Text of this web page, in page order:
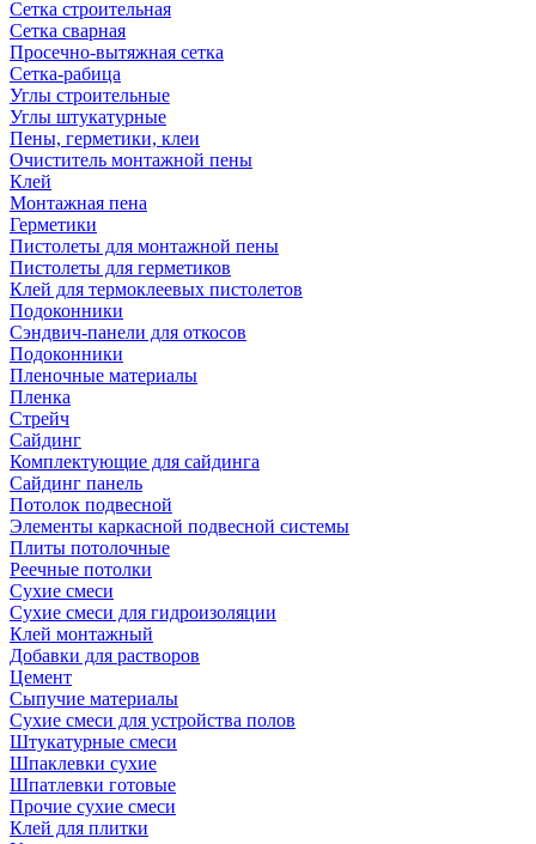
Сетка строительная
Сетка сварная
Просечно-вытяжная сетка
Сетка-рабица
Углы строительные
Углы штукатурные
Пены, герметики, клеи
Очиститель монтажной пены
Клей
Монтажная пена
Герметики
Пистолеты для монтажной пены
Пистолеты для герметиков
Клей для термоклеевых пистолетов
Подоконники
Сэндвич-панели для откосов
Подоконники
Пленочные материалы
Пленка
Стрейч
Сайдинг
Комплектующие для сайдинга
Сайдинг панель
Потолок подвесной
Элементы каркасной подвесной системы
Плиты потолочные
Реечные потолки
Сухие смеси
Сухие смеси для гидроизоляции
Клей монтажный
Добавки для растворов
Цемент
Сыпучие материалы
Сухие смеси для устройства полов
Штукатурные смеси
Шпаклевки сухие
Шпатлевки готовые
Прочие сухие смеси
Клей для плитки